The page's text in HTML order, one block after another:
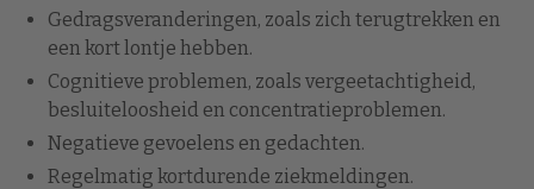
Gedragsveranderingen, zoals zich terugtrekken en
een kort lontje hebben.
Cognitieve problemen, zoals vergeetachtigheid,
besluiteloosheid en concentratieproblemen.
Negatieve gevoelens en gedachten.
Regelmatig kortdurende ziekmeldingen.